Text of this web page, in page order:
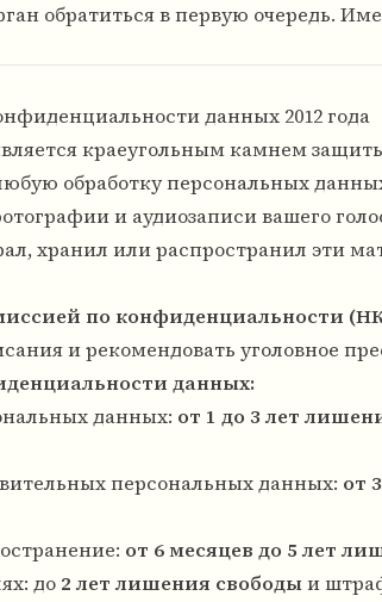
обратиться в первую очередь.
данных 2012 года
краеугольным камнем
обработку персональных
и аудиозаписи вашего
хранил или распространил эти
по конфиденциальности
и рекомендовать уголовное
данных:
данных: от 1 до 3 лет
персональных данных: от
от 6 месяцев до 5 лет
до 2 лет лишения свободыи